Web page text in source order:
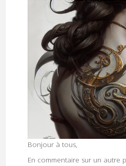
Bonjour à tous,
En commentaire sur un autre